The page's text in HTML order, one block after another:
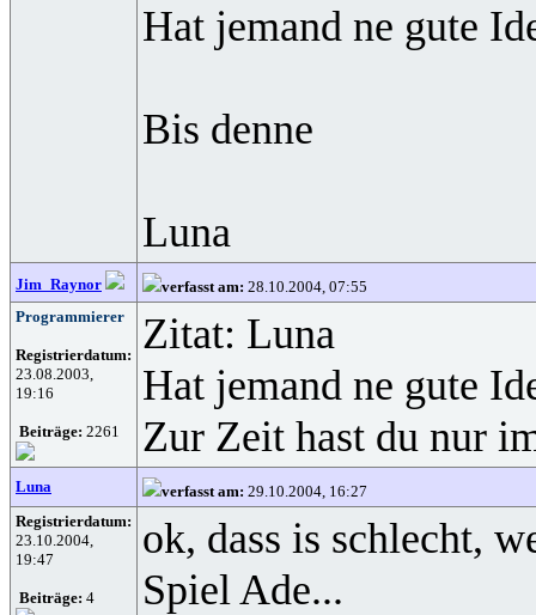
Hat jemand ne gute
Bis denne
Luna
Jim_Raynor verfasst am: 28.10.2004, 07:55
Programmierer
Registrierdatum:
23.08.2003,
19:16
Beiträge: 2261
Zitat: Luna
Hat jemand ne gute
Zur Zeit hast du nur
Luna verfasst am: 29.10.2004, 16:27
Registrierdatum:
23.10.2004,
19:47
Beiträge: 4
ok, dass is schlecht,
Spiel Ade...